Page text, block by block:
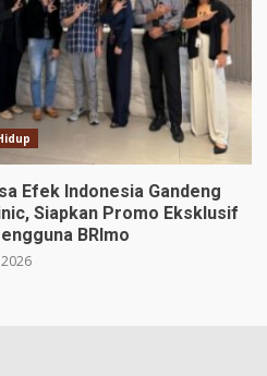
Efek Indonesia Gandeng
Siapkan Promo Eksklusif
BRImo